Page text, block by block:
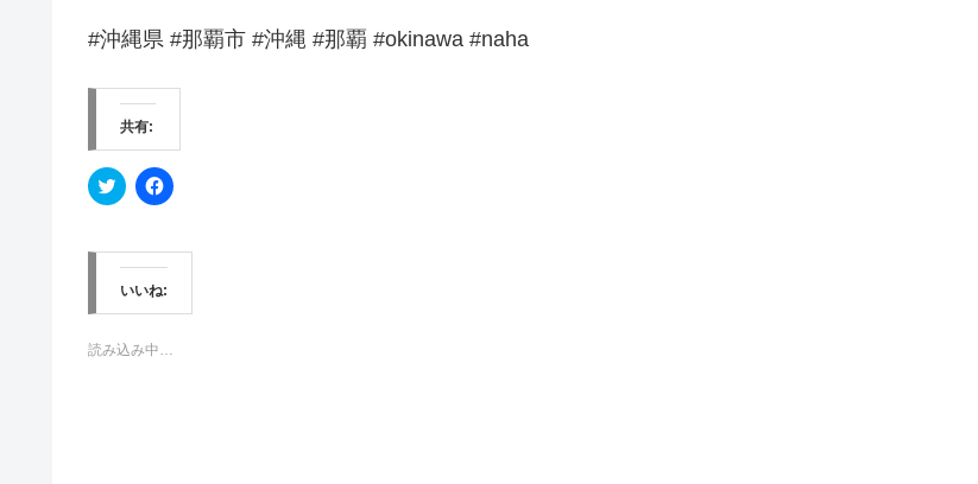
#沖縄県 #那覇市 #沖縄 #那覇 #okinawa #naha
共有:
ク
リ
て
T
w
t
e
F
a
o
o
k
共
す
いいね:
読み込み中…